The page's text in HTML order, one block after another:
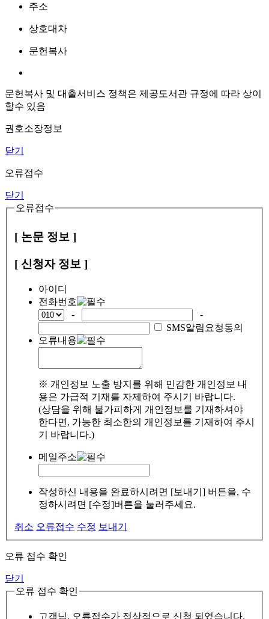
주소
상호대차
문헌복사
문헌복사 및 대출서비스 정책은 제공도서관 규정에 따라 상이
할수 있음
권호소장정보
닫기
오류접수
닫기
오류접수
[ 논문 정보 ]
[ 신청자 정보 ]
아이디
전화번호
-
-
SMS알림요청동의
오류내용
※ 개인정보 노출 방지를 위해 민감한 개인정보 내
용은 가급적 기재를 자제하여 주시기 바랍니다.
(상담을 위해 불가피하게 개인정보를 기재하셔야
한다면, 가능한 최소한의 개인정보를 기재하여 주시
기 바랍니다.)
메일주소
작성하신 내용을 완료하시려면 [보내기] 버튼을, 수
정하시려면 [수정]버튼을 눌러주세요.
취소 오류접수 수정 보내기
오류 접수 확인
닫기
오류 접수 확인
고객님, 오류접수가 정상적으로 신청 되었습니다.